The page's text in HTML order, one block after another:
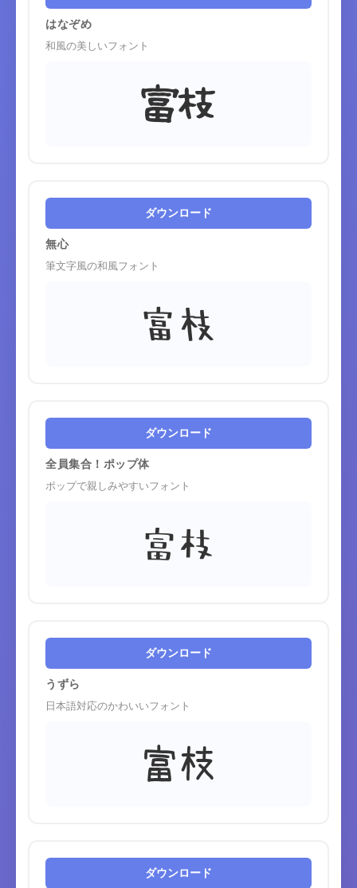
はなぞめ
和風の美しいフォント
富枝
ダウンロード
無心
筆文字風の和風フォント
富枝
ダウンロード
全員集合！ポップ体
ポップで親しみやすいフォント
富枝
ダウンロード
うずら
日本語対応のかわいいフォント
富枝
ダウンロード